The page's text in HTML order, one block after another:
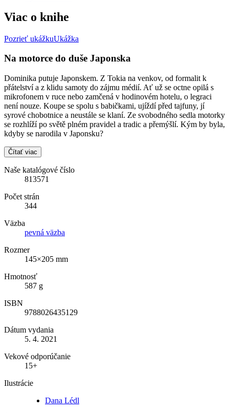
Viac o knihe
Pozrieť ukážkuUkážka
Na motorce do duše Japonska
Dominika putuje Japonskem. Z Tokia na venkov, od formalit k
přátelství a z klidu samoty do zájmu médií. Ať už se octne opilá s
mikrofonem v ruce nebo zamčená v hodinovém hotelu, o legraci
není nouze. Koupe se spolu s babičkami, ujíždí před tajfuny, jí
syrové chobotnice a neustále se klaní. Ze svobodného sedla motorky
se rozhlíží po světě plném pravidel a tradic a přemýšlí. Kým by byla,
kdyby se narodila v Japonsku?
Čítať viac
Naše katalógové číslo
813571
Počet strán
344
Väzba
pevná väzba
Rozmer
145×205 mm
Hmotnosť
587 g
ISBN
9788026435129
Dátum vydania
5. 4. 2021
Vekové odporúčanie
15+
Ilustrácie
Dana Lédl